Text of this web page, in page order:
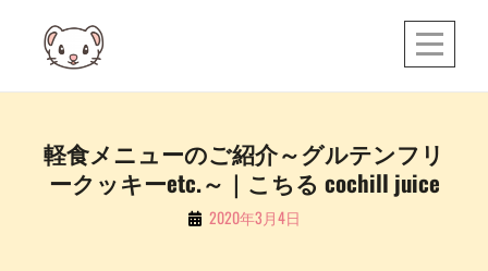
content
軽食メニューのご紹介～グルテンフリ
ークッキーetc.～｜こちる cochill juice
By 2020年3月4日
投
稿